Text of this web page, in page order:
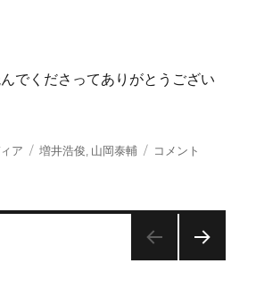
でくださってありがとうござい
ア
タ
増井浩俊, 山岡泰輔
戦
ツ
内
コメント